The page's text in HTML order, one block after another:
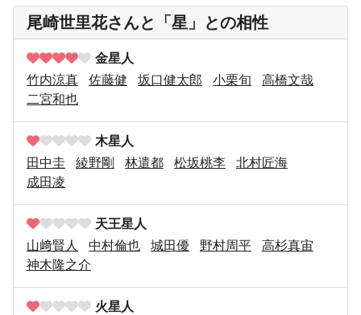
尾崎世里花さんと「星」との相性
金星人
竹内涼真
佐藤健 坂口健太郎 小栗旬
高橋文哉
二宮和也
木星人
田中圭
綾野剛 林遣都 松坂桃李
北村匠海
成田凌
天王星人
山﨑賢人
中村倫也 城田優 野村周平
高杉真宙
神木隆之介
火星人